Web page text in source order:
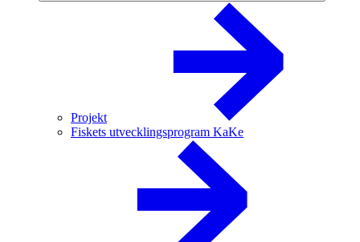
Projekt
Fiskets utvecklingsprogram KaKe